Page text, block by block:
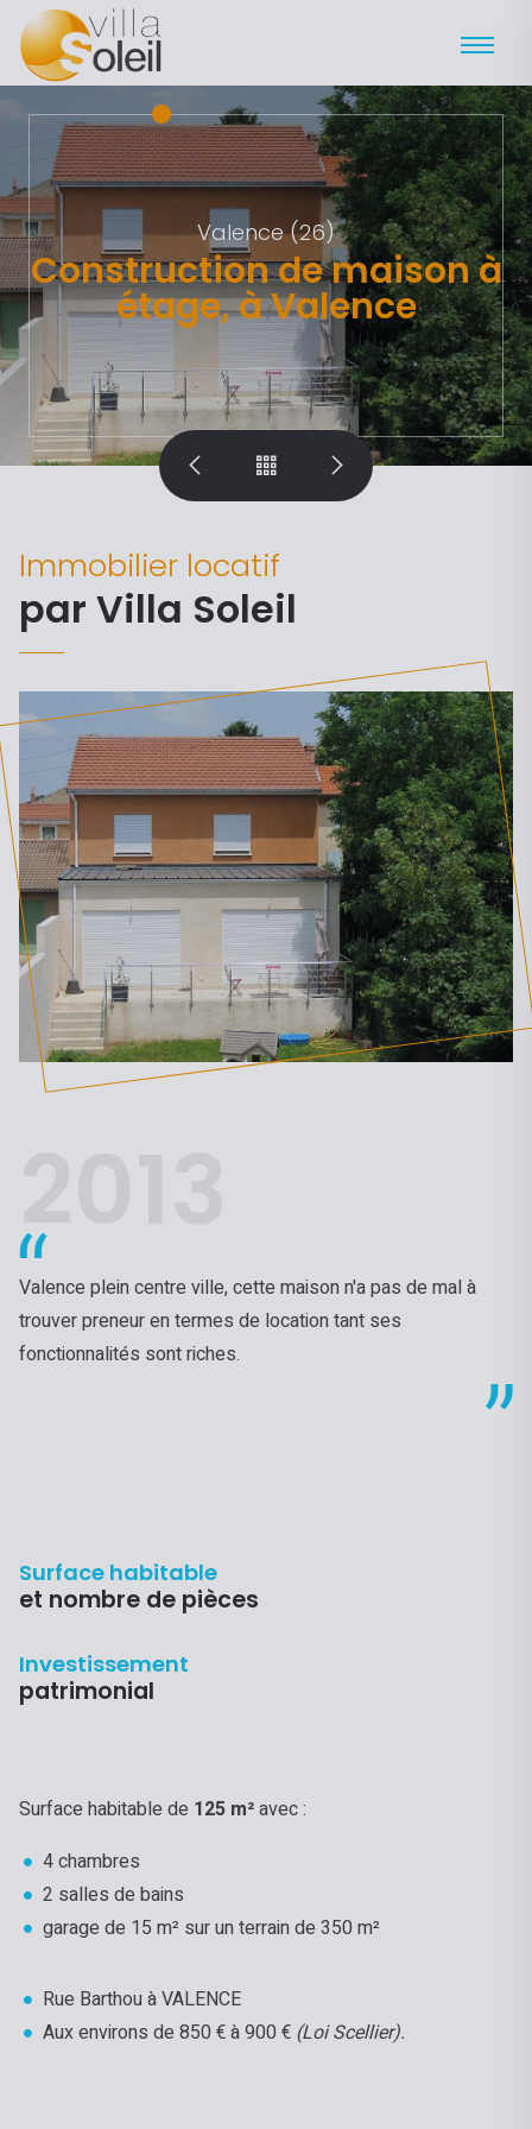
Valence (26)
Construction de maison à
étage, à Valence
Immobilier locatif
par Villa Soleil
Valence plein centre ville, cette maison n'a pas de mal à
trouver preneur en termes de location tant ses
fonctionnalités sont riches.
Surface habitable
et nombre de pièces
Investissement
patrimonial
Surface habitable de 125 m²avec :
4 chambres
2 salles de bains
garage de 15 m² sur un terrain de 350 m²
Rue Barthou à VALENCE
Aux environs de 850 € à 900 € (Loi Scellier).